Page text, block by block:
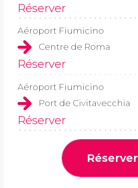
Réserver
Aéroport Fiumicino
Centre de Roma
Réserver
Aéroport Fiumicino
Port de Civitavecchia
Réserver
Réserver